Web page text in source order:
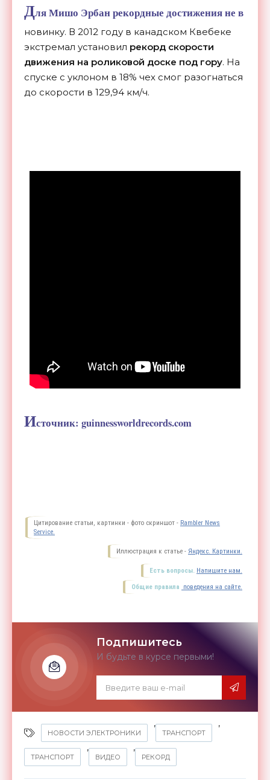
Для Мишо Эрбан рекордные достижения не в
новинку. В 2012 году в канадском Квебеке
экстремал установил рекорд скорости
движения на роликовой доске под гору. На
спуске с уклоном в 18% чех смог разогнаться
до скорости в 129,94 км/ч.
Источник: guinnessworldrecords.com
Цитирование статьи, картинки - фото скриншот - Rambler News
Service.
Иллюстрация к статье - Яндекс. Картинки.
Есть вопросы. Напишите нам.
Общие правила поведения на сайте.
Подпишитесь
И будьте в курсе первыми!
НОВОСТИ ЭЛЕКТРОНИКИ
,
ТРАНСПОРТ
,
ТРАНСПОРТ
,
ВИДЕО
,
РЕКОРД